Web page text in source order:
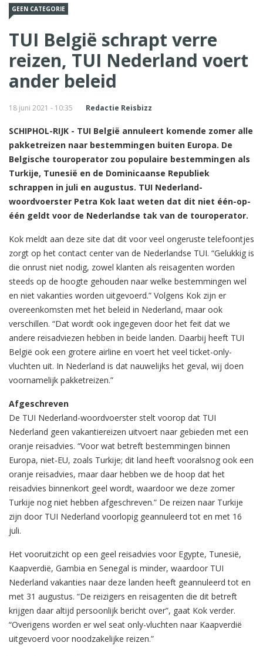
GEEN CATEGORIE
TUI België schrapt verre
reizen, TUI Nederland voert
ander beleid
18 juni 2021 - 10:35 Redactie Reisbizz
SCHIPHOL-RIJK - TUI België annuleert komende zomer alle
pakketreizen naar bestemmingen buiten Europa. De
Belgische touroperator zou populaire bestemmingen als
Turkije, Tunesië en de Dominicaanse Republiek
schrappen in juli en augustus. TUI Nederland-
woordvoerster Petra Kok laat weten dat dit niet één-op-
één geldt voor de Nederlandse tak van de touroperator.
Kok meldt aan deze site dat dit voor veel ongeruste telefoontjes
zorgt op het contact center van de Nederlandse TUI. “Gelukkig is
die onrust niet nodig, zowel klanten als reisagenten worden
steeds op de hoogte gehouden naar welke bestemmingen wel
en niet vakanties worden uitgevoerd.” Volgens Kok zijn er
overeenkomsten met het beleid in Nederland, maar ook
verschillen. “Dat wordt ook ingegeven door het feit dat we
andere reisadviezen hebben in beide landen. Daarbij heeft TUI
België ook een grotere airline en voert het veel ticket-only-
vluchten uit. In Nederland is dat nauwelijks het geval, wij doen
voornamelijk pakketreizen.”
Afgeschreven
De TUI Nederland-woordvoerster stelt voorop dat TUI
Nederland geen vakantiereizen uitvoert naar gebieden met een
oranje reisadvies. “Voor wat betreft bestemmingen binnen
Europa, niet-EU, zoals Turkije; dit land heeft vooralsnog ook een
oranje reisadvies, maar daar hebben we de hoop dat het
reisadvies binnenkort geel wordt, waardoor we deze zomer
Turkije nog niet hebben afgeschreven.” De reizen naar Turkije
zijn door TUI Nederland voorlopig geannuleerd tot en met 16
juli.
Het vooruitzicht op een geel reisadvies voor Egypte, Tunesië,
Kaapverdië, Gambia en Senegal is minder, waardoor TUI
Nederland vakanties naar deze landen heeft geannuleerd tot en
met 31 augustus. “De reizigers en reisagenten die dit betreft
krijgen daar altijd persoonlijk bericht over”, gaat Kok verder.
“Overigens worden er wel seat only-vluchten naar Kaapverdië
uitgevoerd voor noodzakelijke reizen.”